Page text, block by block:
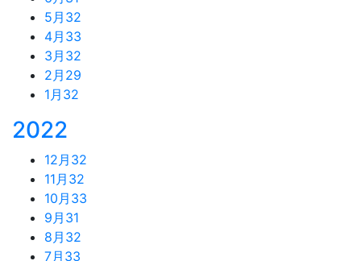
5月 32
4月 33
3月 32
2月 29
1月 32
2022
12月 32
11月 32
10月 33
9月 31
8月 32
7月 33